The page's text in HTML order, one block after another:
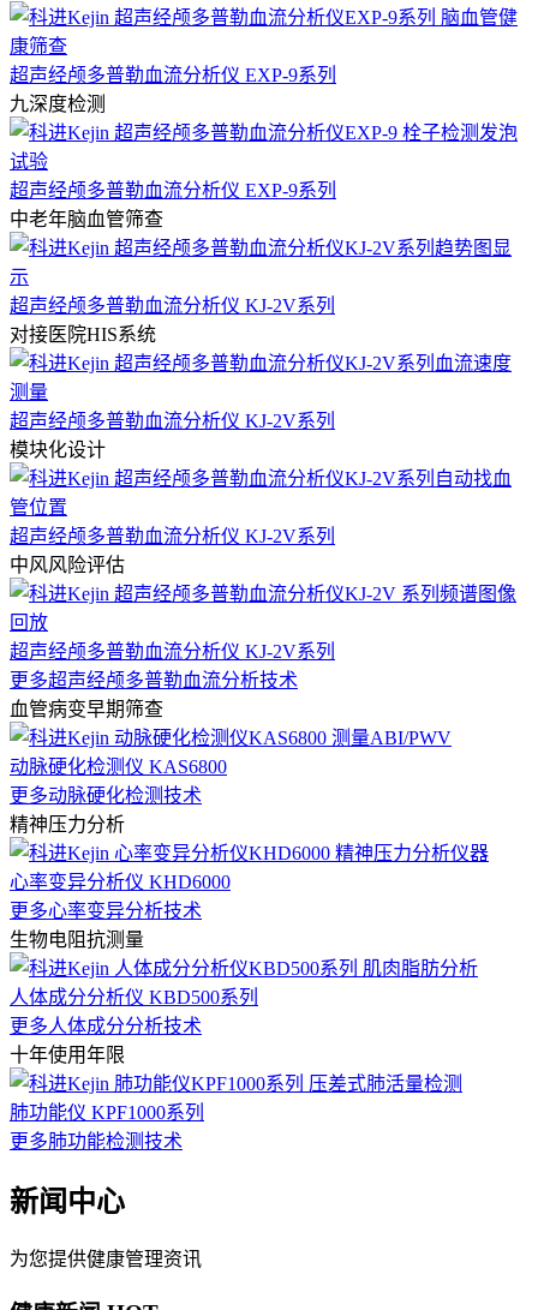
超声经颅多普勒血流分析仪 EXP-9系列
九深度检测
超声经颅多普勒血流分析仪 EXP-9系列
中老年脑血管筛查
超声经颅多普勒血流分析仪 KJ-2V系列
对接医院HIS系统
超声经颅多普勒血流分析仪 KJ-2V系列
模块化设计
超声经颅多普勒血流分析仪 KJ-2V系列
中风风险评估
超声经颅多普勒血流分析仪 KJ-2V系列
更多超声经颅多普勒血流分析技术
血管病变早期筛查
动脉硬化检测仪 KAS6800
更多动脉硬化检测技术
精神压力分析
心率变异分析仪 KHD6000
更多心率变异分析技术
生物电阻抗测量
人体成分分析仪 KBD500系列
更多人体成分分析技术
十年使用年限
肺功能仪 KPF1000系列
更多肺功能检测技术
新闻中心
为您提供健康管理资讯